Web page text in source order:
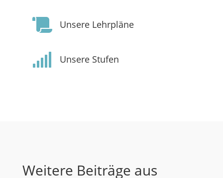
 Unsere Lehrpläne
 Unsere Stufen
Weitere Beiträge aus